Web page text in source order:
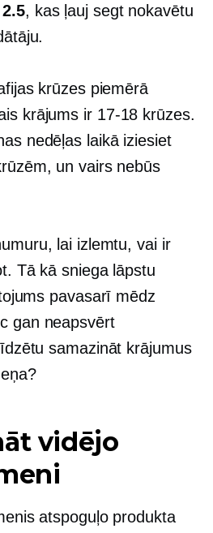
, kas ļauj segt nokavētu
krūzes piemērā
krājums ir 17-18 krūzes.
nedēļas laikā iziesiet
un vairs nebūs
lai izlemtu, vai ir
Tā kā sniega lāpstu
pavasarī mēdz
gan neapsvērt
samazināt krājumus
vidējo
atspoguļo produkta